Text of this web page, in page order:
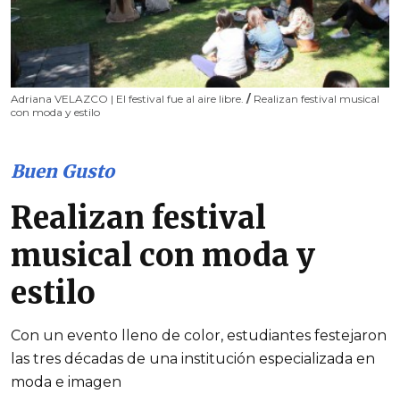
Adriana VELAZCO | El festival fue al aire libre. / Realizan festival musical
con moda y estilo
Buen Gusto
Realizan festival
musical con moda y
estilo
Con un evento lleno de color, estudiantes festejaron
las tres décadas de una institución especializada en
moda e imagen